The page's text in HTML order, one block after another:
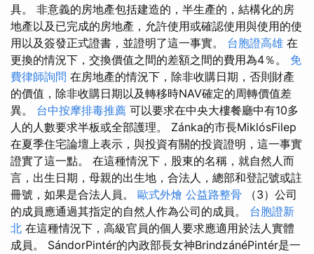
具。 非意義的房地產包括建造的，半生產的，結構化的房
地產以及已完成的房地產，允許使用或確認使用與使用的使
用以及簽發正式證書，並證明了這一事實。 台胞證高雄 在
更換的情況下，交換價值之間的差額之間的費用為4％。 免
費律師詢問 在房地產的情況下，除非收購日期，否則財產
的價值，除非收購日期以及轉移時NAV確定的周轉價值差
異。 台中按摩排毒推薦 可以要求在中央大樓餐廳中有10多
人的人數要求半板或全部護理。 Zánka的市長MiklósFilep
在夏季住宅論壇上表示，與投資有關的投資證明，這一事實
證實了這一點。 在這種情況下，股東的名稱，就自然人而
言，出生日期，母親的出生地，合法人，總部和登記號或註
冊號，如果是合法人員。 歐式外燴 公益路整骨 （3）公司
的成員應通過其指定的自然人作為公司的成員。 台胞證新
北 在這種情況下，高級官員的個人要求應適用於法人實體
成員。 SándorPintér的內政部長女神BrindzánéPintér是一